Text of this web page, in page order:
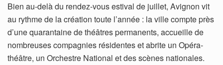
Bien au-delà du rendez-vous estival de juillet, Avignon vit
au rythme de la création toute l’année : la ville compte près
d’une quarantaine de théâtres permanents, accueille de
nombreuses compagnies résidentes et abrite un Opéra-
théâtre, un Orchestre National et des scènes nationales.